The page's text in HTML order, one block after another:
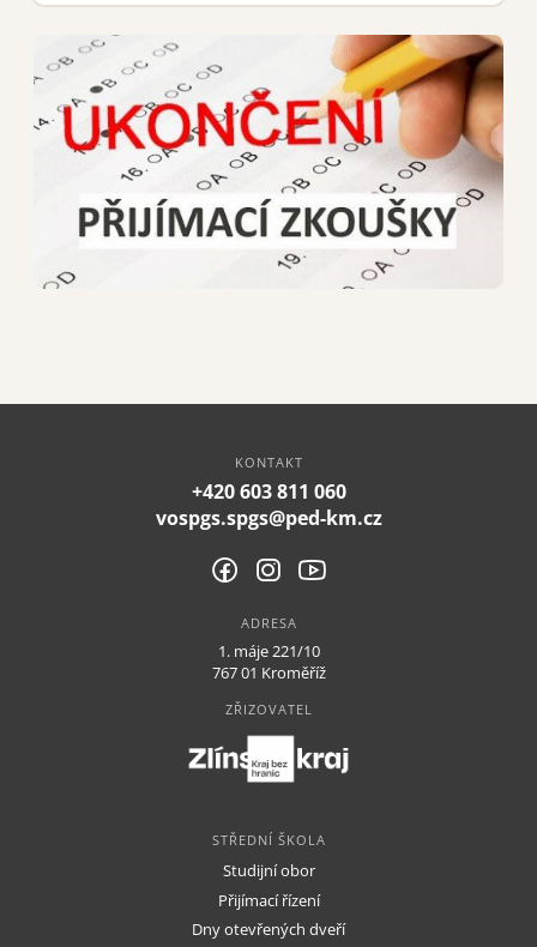
STŘEDNÍ ŠKOLA
VYŠŠÍ ODBORNÁ ŠKOLA
DALŠÍ VZDĚLÁVÁNÍ
O škole
Dokumenty
Kontakty
KONTAKT
+420 603 811 060
vospgs.spgs@ped-km.cz
ADRESA
1. máje 221/10
767 01 Kroměříž
ZŘIZOVATEL
STŘEDNÍ ŠKOLA
Studijní obor
Přijímací řízení
Dny otevřených dveří